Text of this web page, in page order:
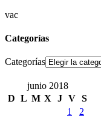
vac
Categorías
Categorías
junio 2018
D L M X J V S
1
2